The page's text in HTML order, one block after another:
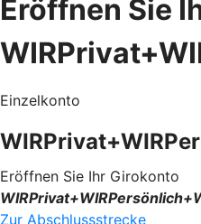
Eröffnen Sie
Einzelkonto
Eröffnen Sie Ihr Girokonto
Zur Abschlussstrecke